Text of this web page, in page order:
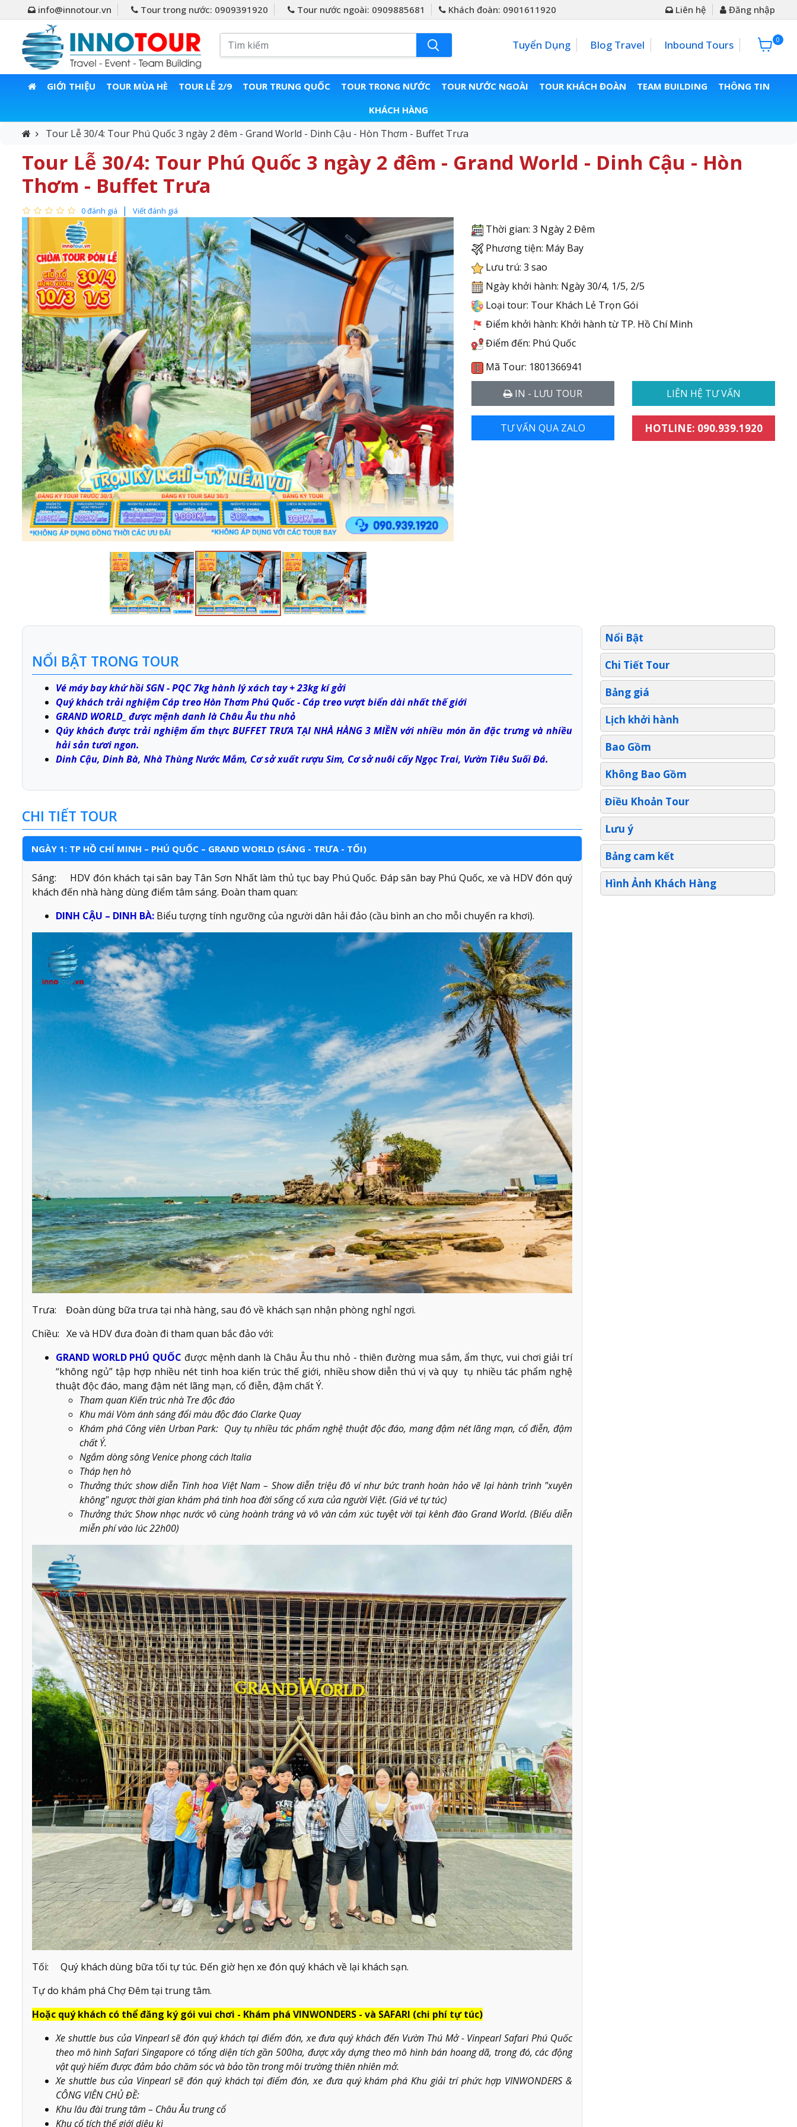
info@innotour.vn Tour trong nước: 0909391920 Tour nước ngoài: 0909885681 Khách đoàn: 0901611920 Liên hệ Đăng nhập
Tuyển Dụng Blog Travel Inbound Tours 0 0đ
GIỚI THIỆU TOUR MÙA HÈ TOUR LỄ 2/9 TOUR TRUNG QUỐC TOUR TRONG NƯỚC TOUR NƯỚC NGOÀI TOUR KHÁCH ĐOÀN TEAM BUILDING
THÔNG TIN
KHÁCH HÀNG
Tour Lễ 30/4: Tour Phú Quốc 3 ngày 2 đêm - Grand World - Dinh Cậu - Hòn Thơm - Buffet Trưa
Tour Lễ 30/4: Tour Phú Quốc 3 ngày 2 đêm - Grand World - Dinh Cậu - Hòn
Thơm - Buffet Trưa
0 đánh giá Viết đánh giá
Thời gian: 3 Ngày 2 Đêm
Phương tiện: Máy Bay
Lưu trú: 3 sao
Ngày khởi hành: Ngày 30/4, 1/5, 2/5
Loại tour: Tour Khách Lẻ Trọn Gói
Điểm khởi hành: Khởi hành từ TP. Hồ Chí Minh
Điểm đến: Phú Quốc
Mã Tour: 1801366941
IN - LƯU TOUR LIÊN HỆ TƯ VẤN
TƯ VẤN QUA ZALO HOTLINE: 090.939.1920
NỔI BẬT TRONG TOUR
Vé máy bay khứ hồi SGN - PQC 7kg hành lý xách tay + 23kg kí gởi
Quý khách trải nghiệm Cáp treo Hòn Thơm Phú Quốc - Cáp treo vượt biển dài nhất thế giới
GRAND WORLD_ được mệnh danh là Châu Âu thu nhỏ
Qúy khách được trải nghiệm ẩm thực BUFFET TRƯA TẠI NHÀ HÀNG 3 MIỀN với nhiều món ăn đặc trưng và nhiều
hải sản tươi ngon.
Dinh Cậu, Dinh Bà, Nhà Thùng Nước Mắm, Cơ sở xuất rượu Sim, Cơ sở nuôi cấy Ngọc Trai, Vườn Tiêu Suối Đá.
CHI TIẾT TOUR
NGÀY 1: TP HỒ CHÍ MINH – PHÚ QUỐC – GRAND WORLD (SÁNG - TRƯA - TỐI)
Sáng: HDV đón khách tại sân bay Tân Sơn Nhất làm thủ tục bay Phú Quốc. Đáp sân bay Phú Quốc, xe và HDV đón quý
khách đến nhà hàng dùng điểm tâm sáng. Đoàn tham quan:
DINH CẬU – DINH BÀ: Biểu tượng tính ngưỡng của người dân hải đảo (cầu bình an cho mỗi chuyến ra khơi).
Trưa: Đoàn dùng bữa trưa tại nhà hàng, sau đó về khách sạn nhận phòng nghỉ ngơi.
Chiều: Xe và HDV đưa đoàn đi tham quan bắc đảo với:
GRAND WORLD PHÚ QUỐC được mệnh danh là Châu Âu thu nhỏ - thiên đường mua sắm, ẩm thực, vui chơi giải trí
“không ngủ” tập hợp nhiều nét tinh hoa kiến trúc thế giới, nhiều show diễn thú vị và quy tụ nhiều tác phẩm nghệ
thuật độc đáo, mang đậm nét lãng mạn, cổ điễn, đậm chất Ý.
Tham quan Kiến trúc nhà Tre độc đáo
Khu mái Vòm ánh sáng đổi màu độc đáo Clarke Quay
Khám phá Công viên Urban Park: Quy tụ nhiều tác phẩm nghệ thuật độc đáo, mang đậm nét lãng mạn, cổ điễn, đậm
chất Ý.
Ngắm dòng sông Venice phong cách Italia
Tháp hẹn hò
Thưởng thức show diễn Tinh hoa Việt Nam – Show diễn triệu đô ví như bức tranh hoàn hảo vẽ lại hành trình "xuyên
không" ngược thời gian khám phá tinh hoa đời sống cổ xưa của người Việt. (Giá vé tự túc)
Thưởng thức Show nhạc nước vô cùng hoành tráng và vô vàn cảm xúc tuyệt vời tại kênh đào Grand World. (Biểu diễn
miễn phí vào lúc 22h00)
Tối: Quý khách dùng bữa tối tự túc. Đến giờ hẹn xe đón quý khách về lại khách sạn.
Tự do khám phá Chợ Đêm tại trung tâm.
Hoặc quý khách có thể đăng ký gói vui chơi - Khám phá VINWONDERS - và SAFARI (chi phí tự túc)
Xe shuttle bus của Vinpearl sẽ đón quý khách tại điểm đón, xe đưa quý khách đến Vườn Thú Mở - Vinpearl Safari Phú Quốc
theo mô hình Safari Singapore có tổng diện tích gần 500ha, được xây dựng theo mô hình bán hoang dã, trong đó, các động
vật quý hiếm được đảm bảo chăm sóc và bảo tồn trong môi trường thiên nhiên mở.
Xe shuttle bus của Vinpearl sẽ đón quý khách tại điểm đón, xe đưa quý khám phá Khu giải trí phức hợp VINWONDERS &
CÔNG VIÊN CHỦ ĐỀ:
Khu lâu đài trung tâm – Châu Âu trung cổ
Khu cổ tích thế giới diệu kì
Nổi Bật
Chi Tiết Tour
Bảng giá
Lịch khởi hành
Bao Gồm
Không Bao Gồm
Điều Khoản Tour
Lưu ý
Bảng cam kết
Hình Ảnh Khách Hàng